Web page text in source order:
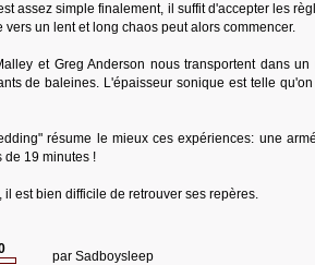
assez simple finalement, il suffit d'accepter les
vers un lent et long chaos peut alors commencer.
et Greg Anderson nous transportent dans
de baleines. L'épaisseur sonique est telle
résume le mieux ces expériences: une
de 19 minutes !
est bien difficile de retrouver ses repères.
par Sadboysleep